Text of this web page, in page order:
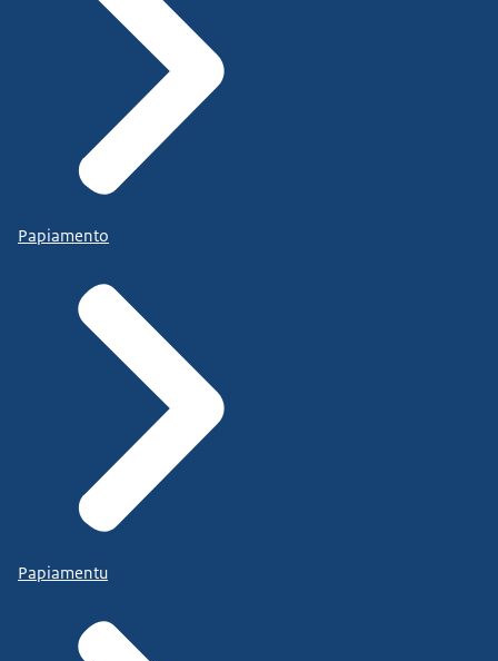
Papiamento
Papiamentu